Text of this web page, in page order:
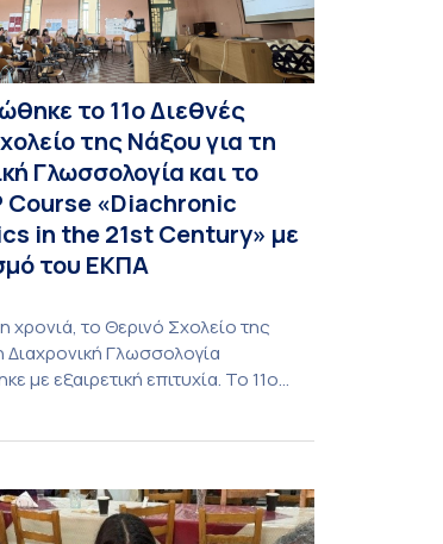
το 11ο Διεθνές
της Νάξου για τη
Γλωσσολογία και το
Course «Diachronic
in the 21st Century» με
του ΕΚΠΑ
χρονιά, το Θερινό Σχολείο της
Διαχρονική Γλωσσολογία
με εξαιρετική επιτυχία. Το 11ο
Ιουλίου 2026 στο ιστορικό κτίριο
[…]